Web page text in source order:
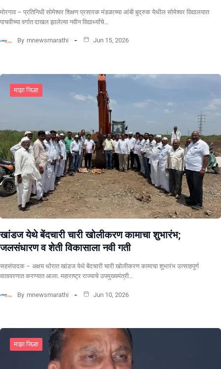
मोरगाव – प्रतिनिधी सोमेश्वर शिक्षण प्रसारक मंडळाच्या आंबी बुद्रुक येथील सोमेश्वर विद्यालयात
पाचवीच्या वर्गात दाखल झालेल्या नवीन विद्यार्थ्यांचे…
By mnewsmarathi Jun 15, 2026
माझा जिल्हा
खांडज येथे बेंदचारी चारी खोलीकरण कामाचा शुभारंभ;
जलसंधारण व शेती विकासाला नवी गती
सहसंपादक – अक्षय थोरात खांडज येथे बेंदचारी चारी खोलीकरण कामाचा शुभारंभ उत्साहपूर्ण
वातावरणात करण्यात आला. महाराष्ट्र राज्याचे उपमुख्यमंत्री…
By mnewsmarathi Jun 10, 2026
माझा जिल्हा